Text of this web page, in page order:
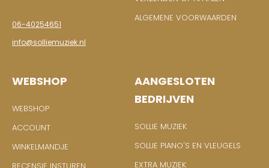
06-40254651
info@solliemuziek.nl
ALGEMENE VOORWAARDEN
WEBSHOP
WEBSHOP
ACCOUNT
WINKELMANDJE
AANGESLOTEN
BEDRIJVEN
SOLLIE MUZIEK
SOLLIE PIANO'S EN VLEUGELS
EXTRA MUZIEK